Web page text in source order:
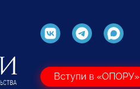
Вступи в «ОПОРУ»